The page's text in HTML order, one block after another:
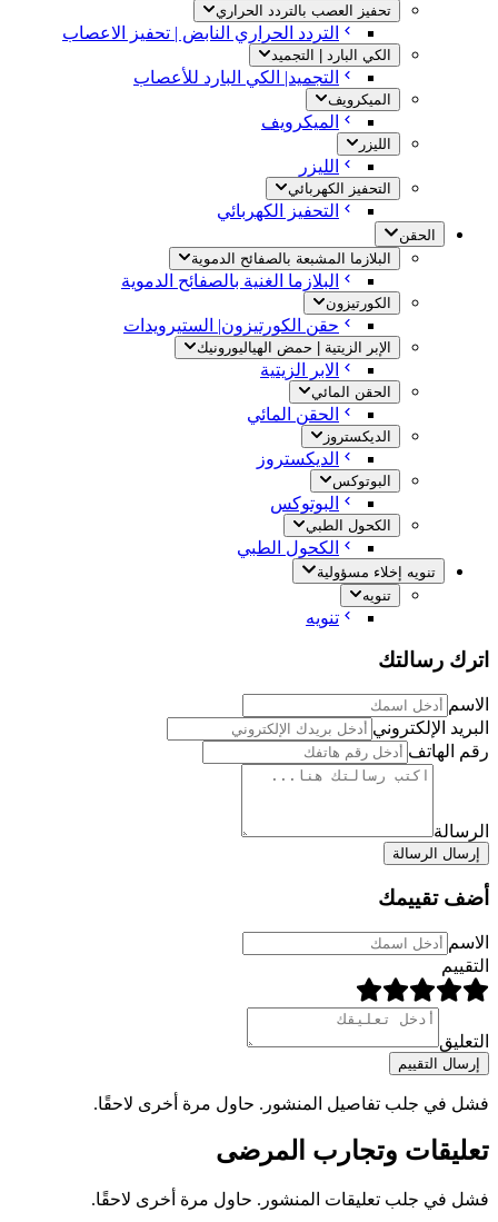
تحفيز العصب بالتردد الحراري
التردد الحراري النابض | تحفيز الاعصاب
الكي البارد | التجميد
التجميد| الكي البارد للأعصاب
الميكرويف
الميكرويف
الليزر
الليزر
التحفيز الكهربائي
التحفيز الكهربائي
الحقن
البلازما المشبعة بالصفائح الدموية
البلازما الغنية بالصفائح الدموية
الكورتيزون
حقن الكورتيزون| الستيرويدات
الإبر الزيتية | حمض الهياليورونيك
الابر الزيتية
الحقن المائي
الحقن المائي
الديكستروز
الديكستروز
البوتوكس
البوتوكس
الكحول الطبي
الكحول الطبي
تنويه إخلاء مسؤولية
تنويه
تنويه
اترك رسالتك
الاسم
البريد الإلكتروني
رقم الهاتف
الرسالة
إرسال الرسالة
أضف تقييمك
الاسم
التقييم
التعليق
إرسال التقييم
فشل في جلب تفاصيل المنشور . حاول مرة أخرى لاحقًا.
تعليقات وتجارب المرضى
فشل في جلب تعليقات المنشور . حاول مرة أخرى لاحقًا.